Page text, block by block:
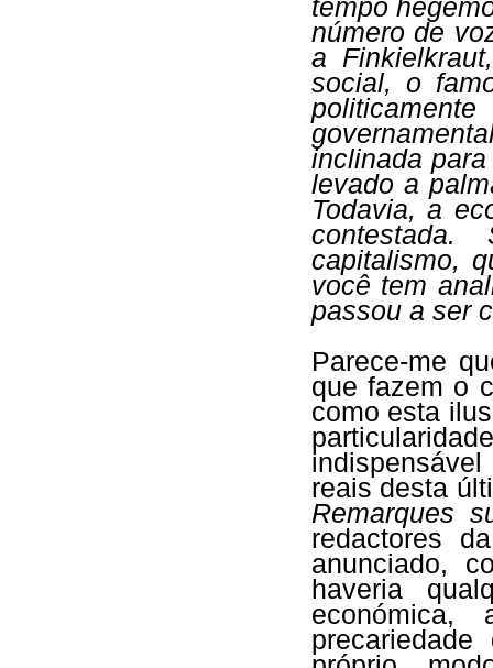
tempo
número de
a
social, o
inclinada
levado a
Todavia, a
capitalismo,
você tem
passou a ser
Parece-me
que fazem o
como esta
reais desta
Remarques
redactores
anunciado,
haveria